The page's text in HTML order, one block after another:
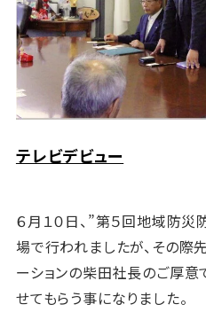
テレビデビュー
６月１０日、”第５回地域防
場で行われましたが、 その際
ーションの柴田社長のご厚意
せてもらう事になりました。